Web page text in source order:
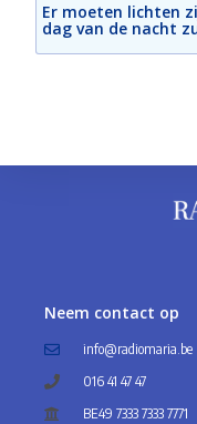
Er moeten lichten
dag van de nacht
Neem contact op
info@radiomaria.be
016 41 47 47
BE49 7333 7333 7771